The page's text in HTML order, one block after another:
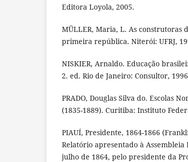
Editora Loyola, 2005.
MÜLLER, Maria, L. As construtoras
primeira república. Niterói: UFRJ,
NISKIER, Arnaldo. Educação
2. ed. Rio de Janeiro: Consultor,
PRADO, Douglas Silva do. Escolas
(1835-1889). Curitiba: Instituto
PIAUÍ, Presidente, 1864-1866
Relatório apresentado à
julho de 1864, pelo presidente da